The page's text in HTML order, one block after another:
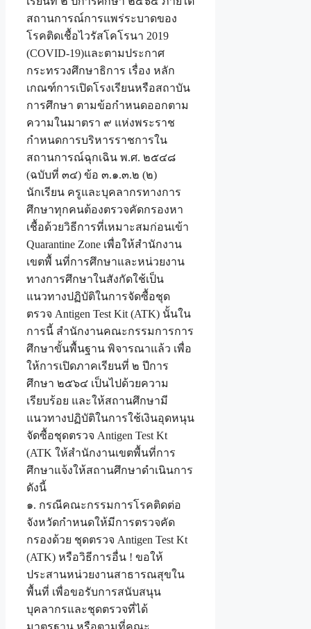
สถานการณ์การแพร่ระบาดของ
โรคติดเชื้อไวรัสโคโรนา 2019
(COVID-19)และตามประกาศ
กระทรวงศึกษาธิการ เรื่อง หลัก
เกณฑ์การเปิดโรงเรียนหรือสถาบัน
การศึกษา ตามข้อกำหนดออกตาม
ความในมาตรา ๙ แห่งพระราช
กำหนดการบริหารราชการใน
สถานการณ์ฉุกเฉิน พ.ศ. ๒๕๔๘
(ฉบับที่ ๓๔) ข้อ ๓.๑.๓.๒ (๒)
นักเรียน ครูและบุคลากรทางการ
ศึกษาทุกคนต้องตรวจคัดกรองหา
เชื้อด้วยวิธีการที่เหมาะสมก่อนเข้า
Quarantine Zone เพื่อให้สำนักงาน
เขตพื้ นที่การศึกษาและหน่วยงาน
ทางการศึกษาในสังกัดใช้เป็น
แนวทางปฏิบัติในการจัดซื้อชุด
ตรวจ Antigen Test Kit (ATK) นั้นใน
การนี้ สำนักงานคณะกรรมการการ
ศึกษาขั้นพื้นฐาน พิจารณาแล้ว เพื่อ
ให้การเปิดภาคเรียนที่ ๒ ปีการ
ศึกษา ๒๕๖๔ เป็นไปด้วยความ
เรียบร้อย และให้สถานศึกษามี
แนวทางปฏิบัติในการใช้เงินอุดหนุน
จัดซื้อชุดตรวจ Antigen Test Kt
(ATK ให้สำนักงานเขตพื้นที่การ
ศึกษาแจ้งให้สถานศึกษาดำเนินการ
ดังนี้
๑. กรณีคณะกรรมการโรคติดต่อ
จังหวัดกำหนดให้มีการตรวจคัด
กรองด้วย ชุดตรวจ Antigen Test Kt
(ATK) หรือวิธีการอื่น ! ขอให้
ประสานหน่วยงานสาธารณสุขใน
พื้นที่ เพื่อขอรับการสนับสนุน
บุคลากรและชุดตรวจที่ได้